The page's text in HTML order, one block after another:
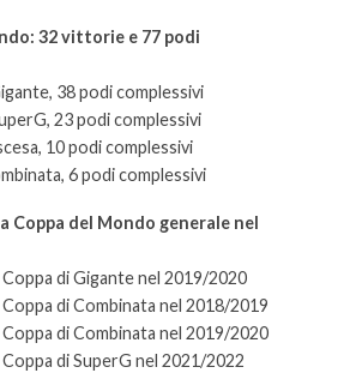
32 vittorie e 77 podi
38 podi complessivi
23 podi complessivi
10 podi complessivi
6 podi complessivi
Coppa del Mondo generale nel
di Gigante nel 2019/2020
di Combinata nel 2018/2019
di Combinata nel 2019/2020
di SuperG nel 2021/2022